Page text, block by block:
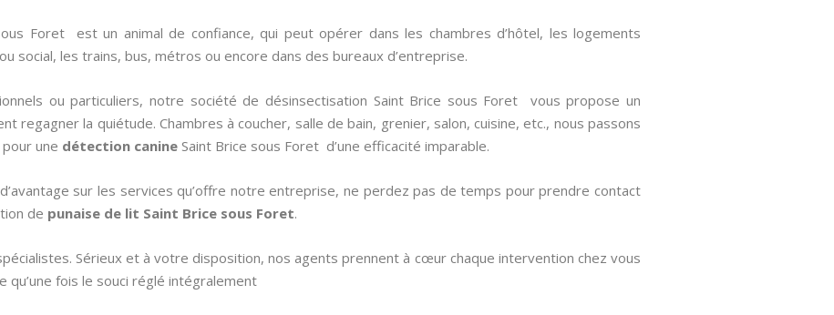
Foret est un animal de confiance, qui peut opérer dans les chambres d’hôtel, les logements
social, les trains, bus, métros ou encore dans des bureaux d’entreprise.
ou particuliers, notre société de désinsectisation Saint Brice sous Foret vous propose un
regagner la quiétude. Chambres à coucher, salle de bain, grenier, salon, cuisine, etc., nous passons
une détection canine Saint Brice sous Foret d’une efficacité imparable.
sur les services qu’offre notre entreprise, ne perdez pas de temps pour prendre contact
de punaise de lit Saint Brice sous Foret.
Sérieux et à votre disposition, nos agents prennent à cœur chaque intervention chez vous
fois le souci réglé intégralement